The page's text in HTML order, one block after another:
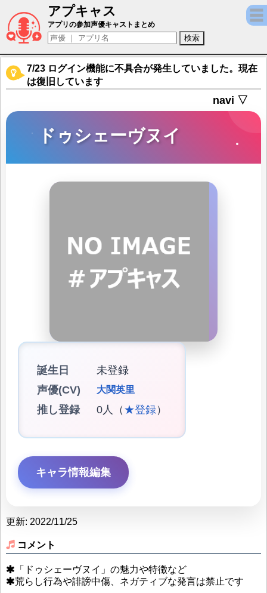
アプキャス
ドゥシェーヴヌイ（声優：大関英里)【ニュ
アプリの参加声優キャストまとめ
7/23 ログイン機能に不具合が発生していました。現在
は復旧しています
navi ▽
ドゥシェーヴヌイ
誕生日
未登録
声優(CV)
大関英里
推し登録 0人（ ★登録）
キャラ情報編集
更新: 2022/11/25
コメント
「ドゥシェーヴヌイ」の魅力や特徴など
荒らし行為や誹謗中傷、ネガティブな発言は禁止です